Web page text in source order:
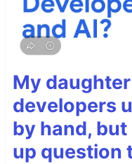
My
developers
by hand,
up question